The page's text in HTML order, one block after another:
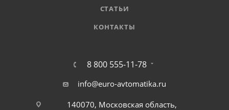
СТАТЬИ
КОНТАКТЫ
8 800 555-11-78
info@euro-avtomatika.ru
140070, Московская область,